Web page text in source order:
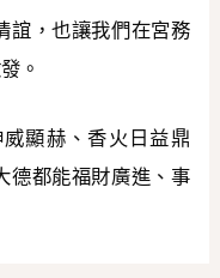
誼，也讓我們在宮務
。
顯赫、香火日益鼎
德都能福財廣進、事